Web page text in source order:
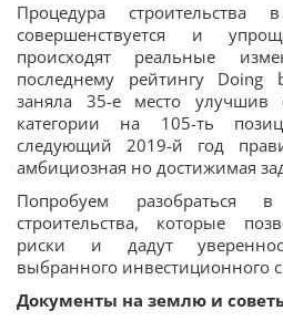
Процедура строительства
совершенствуется и
происходят реальные
последнему рейтингу Doing
заняла 35-е место
категории на 105-ть
следующий 2019-й год
амбициозная но достижимая
Попробуем разобраться
строительства, которые
риски и дадут
выбранного инвестиционного
Документы на землю и